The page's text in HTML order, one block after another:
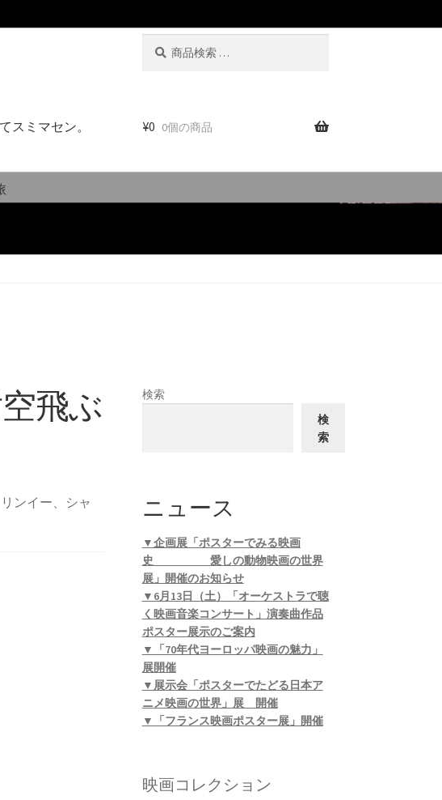
スミマセン。 ¥0 0個の商品
飛ぶ
ンイー、シャ
検索
検
索
ニュース
▼企画展「ポスターでみる映画
史 愛しの動物映画の世界
展」開催のお知らせ
▼6月13日（土）「オーケストラで聴
く映画音楽コンサート」演奏曲作品
ポスター展示のご案内
▼「70年代ヨーロッパ映画の魅力」
展開催
▼展示会「ポスターでたどる日本ア
ニメ映画の世界」展 開催
▼「フランス映画ポスター展」開催
映画コレクション